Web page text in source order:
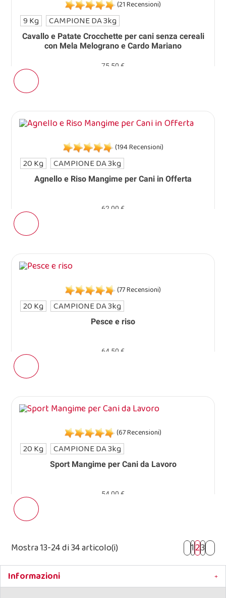
Cavallo e Patate Crocchette per cani senza cereali
con Mela Melograno e Cardo Mariano
(21 Recensioni)
75,50 €
9 Kg CAMPIONE DA 3kg
Agnello e Riso Mangime per Cani in Offerta
(194 Recensioni)
62,00 €
20 Kg CAMPIONE DA 3kg
Pesce e riso
(77 Recensioni)
64,50 €
20 Kg CAMPIONE DA 3kg
Sport Mangime per Cani da Lavoro
(67 Recensioni)
54,00 €
20 Kg CAMPIONE DA 3kg
Mostra 13-24 di 34 articolo(i) 123
Informazioni